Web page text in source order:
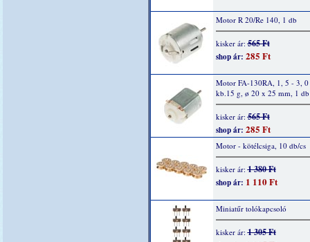
Motor R 20/Re 140, 1 db
kisker ár:565 Ft
shop ár: 285 Ft
Motor FA-130RA, 1, 5 - 3,
kb.15 g, ø 20 x 25 mm, 1 db
kisker ár:565 Ft
shop ár: 285 Ft
Motor - kötélcsiga, 10 db/cs
kisker ár:1 380 Ft
shop ár: 1 110 Ft
Miniatűr tolókapcsoló
kisker ár:1 305 Ft